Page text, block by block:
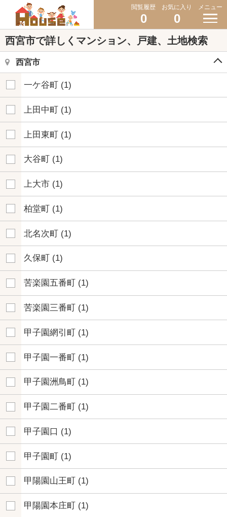
閲覧履歴
0
お気に入り
0
メニュー
西宮市で詳しくマンション、戸建、土地検索
西宮市
一ケ谷町 (1)
上田中町 (1)
上田東町 (1)
大谷町 (1)
上大市 (1)
柏堂町 (1)
北名次町 (1)
久保町 (1)
苦楽園五番町 (1)
苦楽園三番町 (1)
甲子園網引町 (1)
甲子園一番町 (1)
甲子園洲鳥町 (1)
甲子園二番町 (1)
甲子園口 (1)
甲子園町 (1)
甲陽園山王町 (1)
甲陽園本庄町 (1)